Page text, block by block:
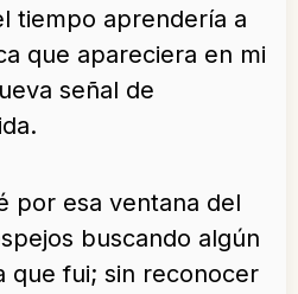
tiempo aprendería a
que apareciera en mi
señal de
por esa ventana del
buscando algún
que fui; sin reconocer